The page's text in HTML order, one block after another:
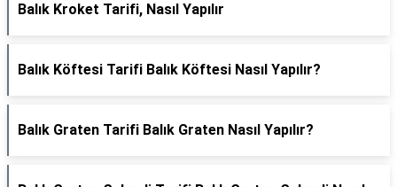
Balık Kroket Tarifi, Nasıl Yapılır
Balık Köftesi Tarifi Balık Köftesi Nasıl Yapılır?
Balık Graten Tarifi Balık Graten Nasıl Yapılır?